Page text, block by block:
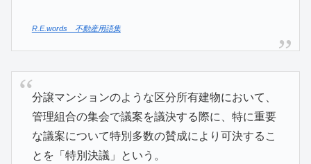
R.E.words 不動産用語集
分譲マンションのような区分所有建物において、
管理組合の集会で議案を議決する際に、特に重要
な議案について特別多数の賛成により可決するこ
とを「特別決議」という。